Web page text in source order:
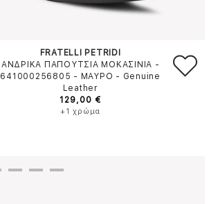
FRATELLI PETRIDI
ΑΝΔΡΙΚΑ ΠΑΠΟΥΤΣΙΑ ΜΟΚΑΣΙΝΙΑ -
641000256805 - ΜΑΥΡΟ - Genuine
Leather
129,00 €
+1 χρώμα